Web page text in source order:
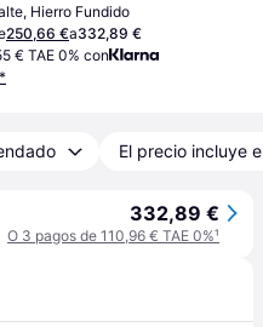
Hierro Fundido
250,66 €a332,89 €
€ TAE 0% con
El precio incluye
332,89 €
O 3 pagos de 110,96 € TAE 0%¹